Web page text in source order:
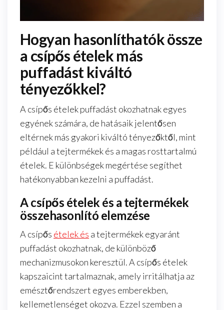
Hogyan hasonlíthatók össze
a csípős ételek más
puffadást kiváltó
tényezőkkel?
A csípős ételek puffadást okozhatnak egyes
egyének számára, de hatásaik jelentősen
eltérnek más gyakori kiváltó tényezőktől, mint
például a tejtermékek és a magas rosttartalmú
ételek. E különbségek megértése segíthet
hatékonyabban kezelni a puffadást.
A csípős ételek és a tejtermékek
összehasonlító elemzése
A csípős ételek és a tejtermékek egyaránt
puffadást okozhatnak, de különböző
mechanizmusokon keresztül. A csípős ételek
kapszaicint tartalmaznak, amely irritálhatja az
emésztőrendszert egyes emberekben,
kellemetlenséget okozva. Ezzel szemben a